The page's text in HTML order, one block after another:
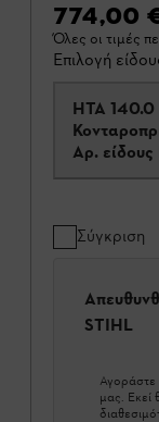
774,00
Όλες οι τιμές
Επιλογή
HTA 140.0
Αρ. είδους
Σύγκριση
STIHL
Αγοράστε
μας. Εκεί